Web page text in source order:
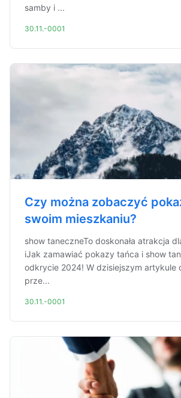
samby i ...
30.11.-0001
Czy można zobaczyć
swoim mieszkaniu?
show taneczneTo doskonała atrakcja
iJak zamawiać pokazy tańca i show
odkrycie 2024! W dzisiejszym artykule
prze...
30.11.-0001